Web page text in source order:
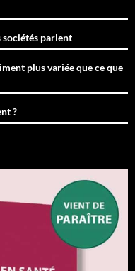
sociétés parlent
plus variée que ce que
?